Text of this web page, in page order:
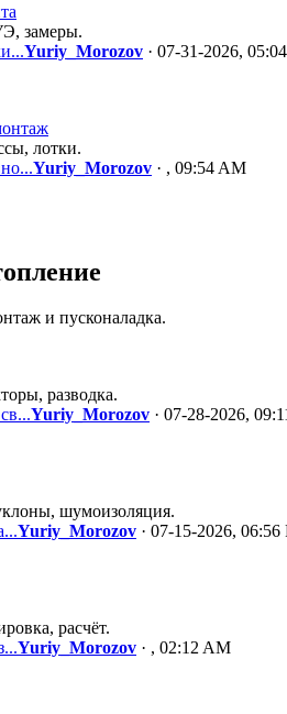
замеры.
Yuriy_Morozov · 07-31-2026,
лотки.
Yuriy_Morozov · , 09:54 AM
и пусконаладка.
разводка.
Yuriy_Morozov · 07-28-2026,
шумоизоляция.
Yuriy_Morozov · 07-15-2026, 06:56
расчёт.
Yuriy_Morozov · , 02:12 AM